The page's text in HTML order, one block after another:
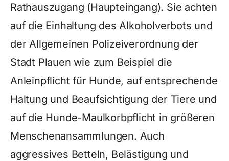
Rathauszugang (Haupteingang). Sie achten
auf die Einhaltung des Alkoholverbots und
der Allgemeinen Polizeiverordnung der
Stadt Plauen wie zum Beispiel die
Anleinpflicht für Hunde, auf entsprechende
Haltung und Beaufsichtigung der Tiere und
auf die Hunde-Maulkorbpflicht in größeren
Menschenansammlungen. Auch
aggressives Betteln, Belästigung und